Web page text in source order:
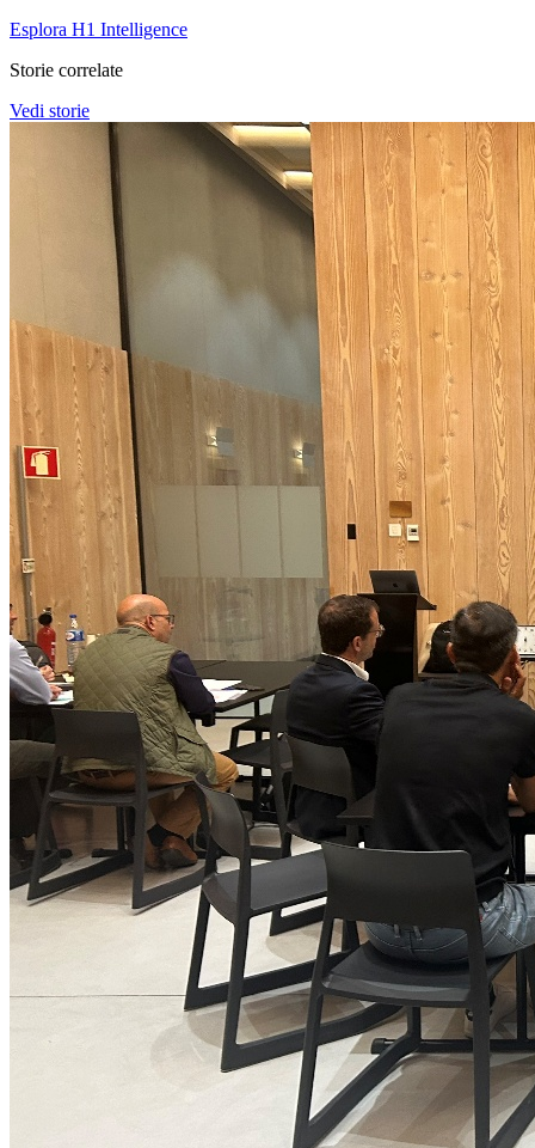
Esplora H1 Intelligence
Storie correlate
Vedi storie